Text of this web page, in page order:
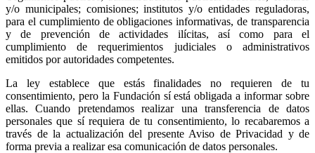
y/o municipales; comisiones; institutos y/o entidades reguladoras,
para el cumplimiento de obligaciones informativas, de transparencia
y de prevención de actividades ilícitas, así como para el
cumplimiento de requerimientos judiciales o administrativos
emitidos por autoridades competentes.
La ley establece que estás finalidades no requieren de tu
consentimiento, pero la Fundación sí está obligada a informar sobre
ellas. Cuando pretendamos realizar una transferencia de datos
personales que sí requiera de tu consentimiento, lo recabaremos a
través de la actualización del presente Aviso de Privacidad y de
forma previa a realizar esa comunicación de datos personales.